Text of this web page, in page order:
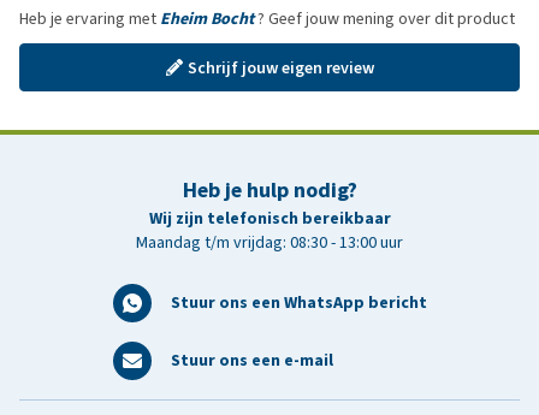
Heb je ervaring met Eheim Bocht? Geef jouw mening over dit product
Schrijf jouw eigen review
Heb je hulp nodig?
Wij zijn telefonisch bereikbaar
Maandag t/m vrijdag: 08:30 - 13:00 uur
Stuur ons een WhatsApp bericht
Stuur ons een e-mail